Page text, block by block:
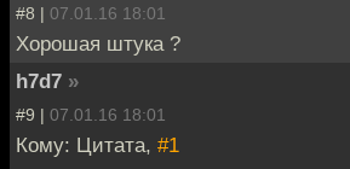
#8 | 07.01.16 18:01
Хорошая штука ?
h7d7 »
#9 | 07.01.16 18:01
Кому: Цитата, #1